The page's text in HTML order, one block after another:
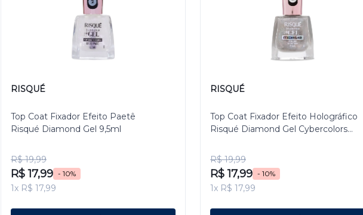
RISQUÉ
Top Coat Fixador Efeito Paetê
Risqué Diamond Gel 9,5ml
R$ 19,99
R$ 17,99 - 10%
1x R$ 17,99
RISQUÉ
Top Coat Fixador Efeito Holográfico
Risqué Diamond Gel Cybercolors
R$ 19,99
R$ 17,99 - 10%
1x R$ 17,99